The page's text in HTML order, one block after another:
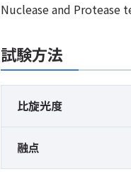
Nuclease and Protease
試験方法
比旋光度
融点